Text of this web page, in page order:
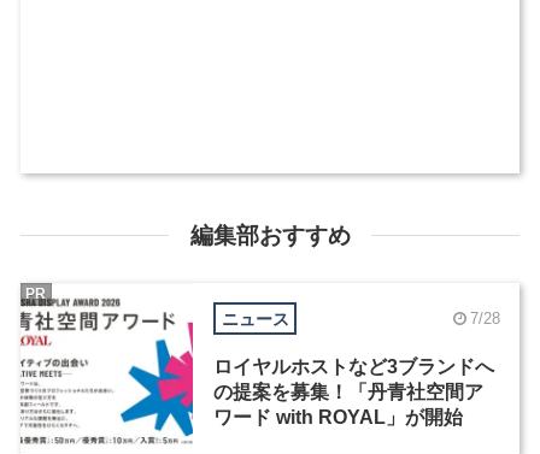
編集部おすすめ
ニュース 7/28
ロイヤルホストなど3ブランドへ
の提案を募集！「丹青社空間ア
ワード with ROYAL」が開始
PR